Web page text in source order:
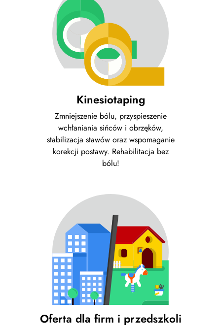
Kinesiotaping
Zmniejszenie bólu, przyspieszenie
wchłaniania sińców i obrzęków,
stabilizacja stawów oraz wspomaganie
korekcji postawy. Rehabilitacja bez
bólu!
Oferta dla firm i przedszkoli